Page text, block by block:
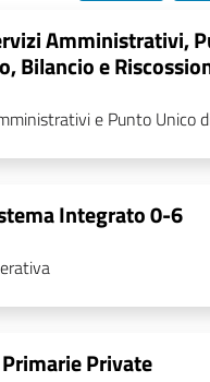
Amministrativi,
Bilancio e
e Punto Unico
Integrato 0-6
Private